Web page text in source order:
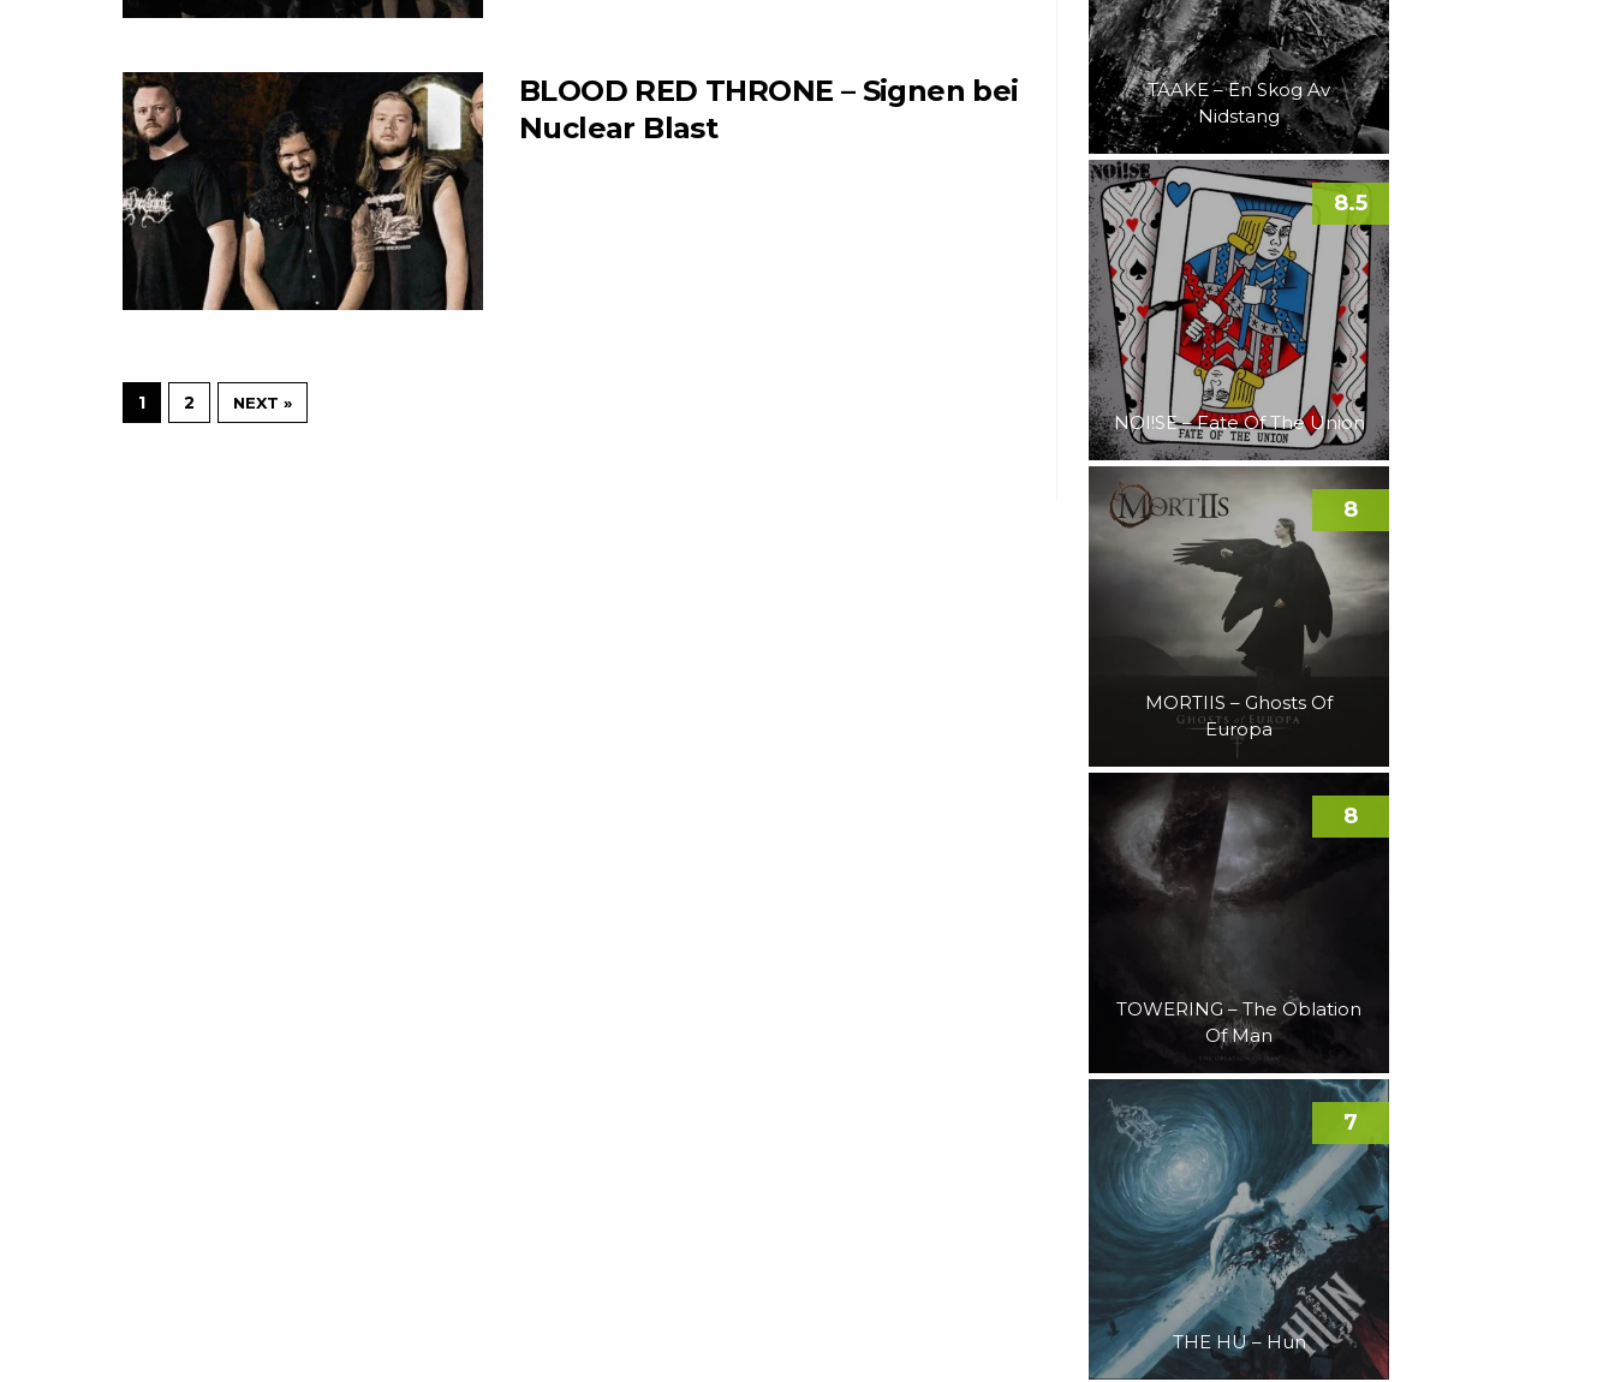
BLOOD RED THRONE – Signen bei
Nuclear Blast
1 2 NEXT »
TAAKE – En Skog Av
Nidstang
NOI!SE – Fate Of The Union
8.5
MORTIIS – Ghosts Of
Europa
8
TOWERING – The Oblation
Of Man
8
THE HU – Hun
7